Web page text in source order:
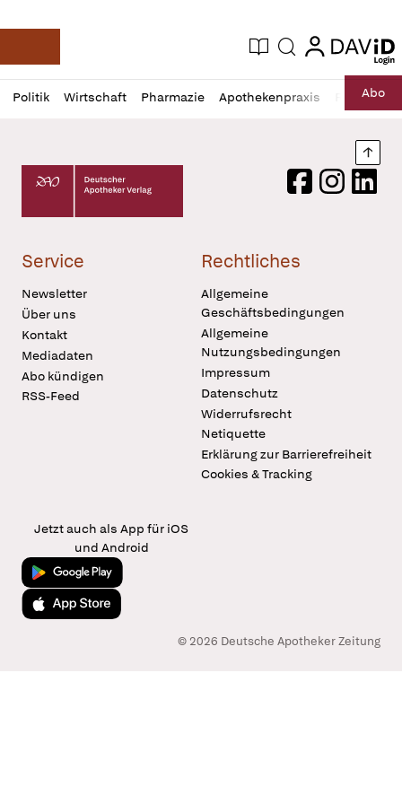
Deutsche Apotheker Zeitung
Aktuelle Ausgabe
Suche login
login
Politik Wirtschaft Pharmazie Apothekenpraxis RechtAbo
Profil
öffnen
Daz
Pur
Deutscher Apotheker Verlag Logo
FacebookInstagram
Service
Newsletter
Über uns
Kontakt
Mediadaten
Abo kündigen
RSS-Feed
Rechtliches
Allgemeine
Geschäftsbedingungen
Allgemeine
Nutzungsbedingungen
Impressum
Datenschutz
Widerrufsrecht
Netiquette
Erklärung zur Barrierefreiheit
Cookies & Tracking
Jetzt auch als App für iOS
und Android
Jetzt bei Google Play
Laden im App Store
© 2026 Deutsche Apotheker Zeitung